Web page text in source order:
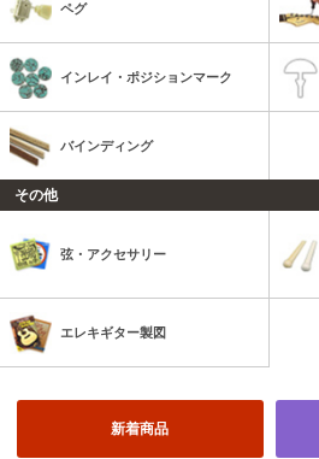
ペグ
インレイ・ポジションマーク
バインディング
その他
弦・アクセサリー
エレキギター製図
新着商品